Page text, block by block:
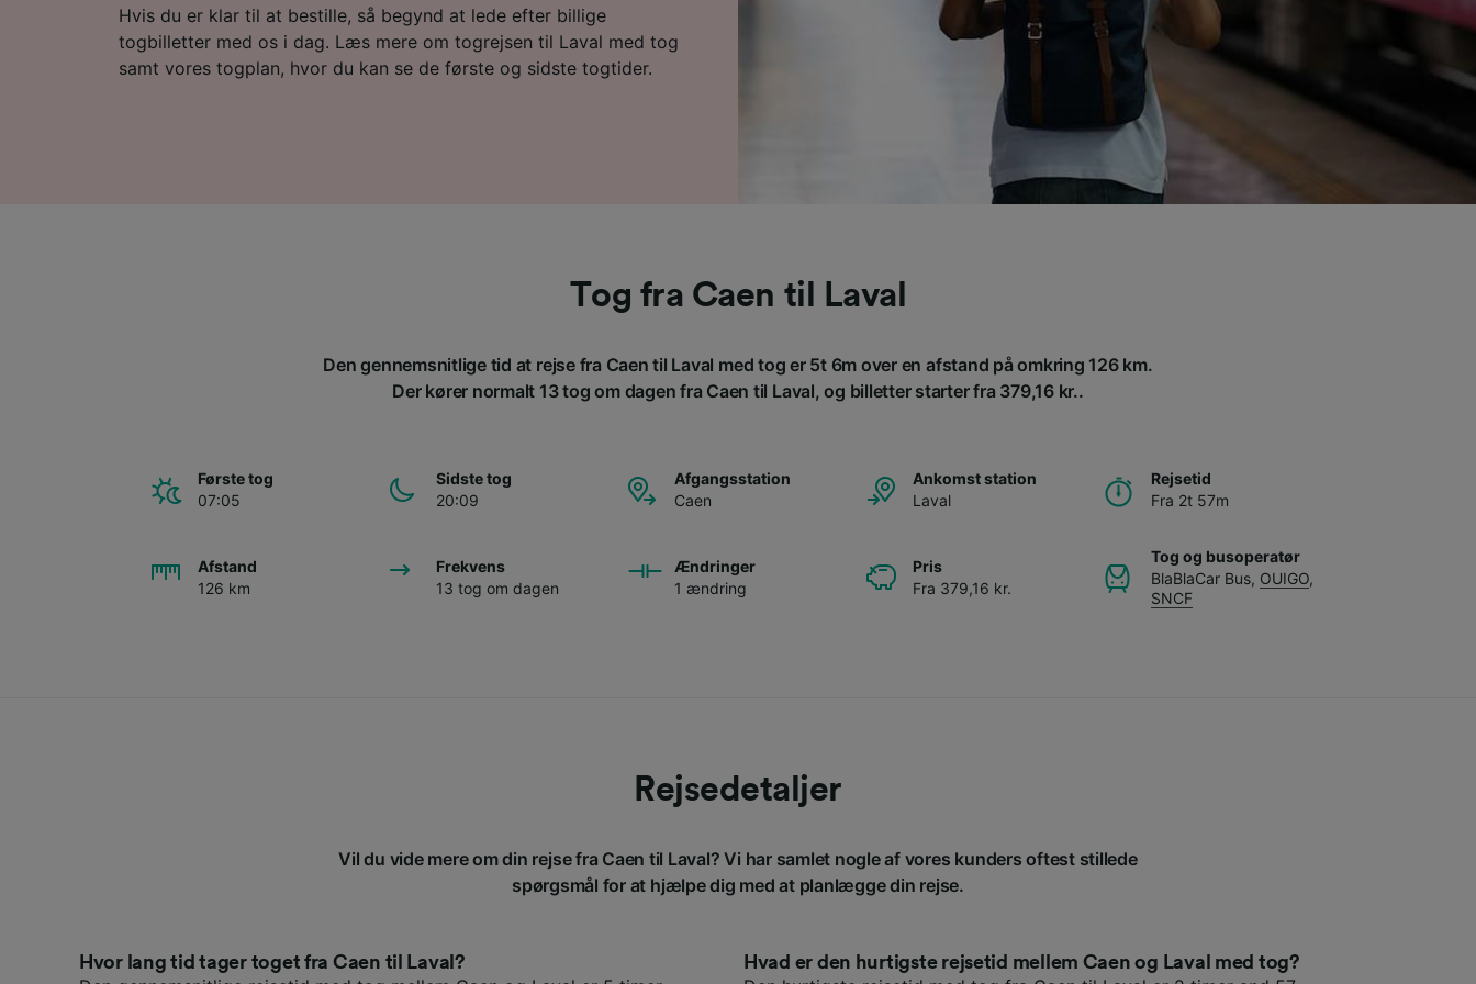
Hvis du er klar til at bestille, så begynd at lede efter billige
togbilletter med os i dag. Læs mere om togrejsen til Laval med tog
samt vores togplan, hvor du kan se de første og sidste togtider.
Tog fra Caen til Laval
Den gennemsnitlige tid at rejse fra Caen til Laval med tog er 5t 6m over en afstand på omkring 126 km.
Der kører normalt 13 tog om dagen fra Caen til Laval, og billetter starter fra 379,16 kr..
Første tog
07:05
Sidste tog
20:09
Afgangsstation
Caen
Ankomst station
Laval
Rejsetid
Fra 2t 57m
Afstand
126 km
Frekvens
13 tog om dagen
Ændringer
1 ændring
Pris
Fra 379,16 kr.
Tog og busoperatør
BlaBlaCar Bus, OUIGO,
SNCF
Rejsedetaljer
Vil du vide mere om din rejse fra Caen til Laval? Vi har samlet nogle af vores kunders oftest stillede
spørgsmål for at hjælpe dig med at planlægge din rejse.
Hvor lang tid tager toget fra Caen til Laval? Hvad er den hurtigste rejsetid mellem Caen og Laval med tog?